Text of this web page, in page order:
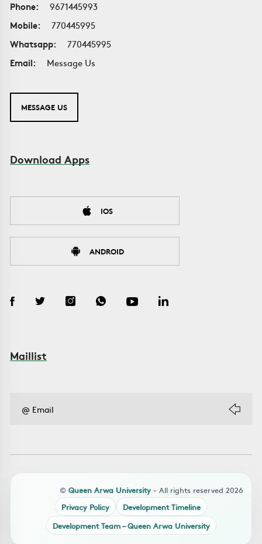
Phone:
9671445993
Mobile:
770445995
Whatsapp:
770445995
Email:
Message Us
MESSAGE US
Download Apps
IOS
ANDROID
Maillist
© Queen Arwa University - All rights reserved 2026
Privacy Policy
Development Timeline
Development Team – Queen Arwa University